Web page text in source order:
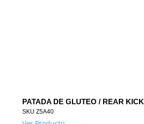
PATADA DE GLUTEO / REAR KICK
SKU Z5A40